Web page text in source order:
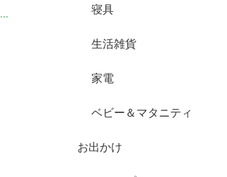
寝具
生活雑貨
家電
ベビー＆マタニティ
お出かけ